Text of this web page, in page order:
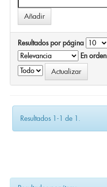
Resultados por página
En orden
Resultados 1-1 de 1.